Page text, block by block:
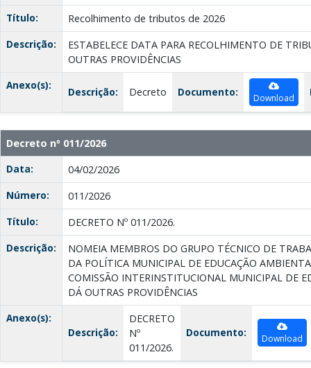
Título:
Recolhimento de tributos de 2026
Descrição:
ESTABELECE DATA PARA RECOLHIMENTO DE
OUTRAS PROVIDÊNCIAS
Anexo(s):
Descrição: Decreto Documento: Download
Decreto nº 011/2026
Data:
04/02/2026
Número:
011/2026
Título:
DECRETO Nº 011/2026.
Descrição:
NOMEIA MEMBROS DO GRUPO TÉCNICO DE
DA POLÍTICA MUNICIPAL DE EDUCAÇÃO
COMISSÃO INTERINSTITUCIONAL MUNICIPAL DE
DÁ OUTRAS PROVIDÊNCIAS
Anexo(s):
Descrição:
DECRETO
Nº
011/2026.
Documento: Download